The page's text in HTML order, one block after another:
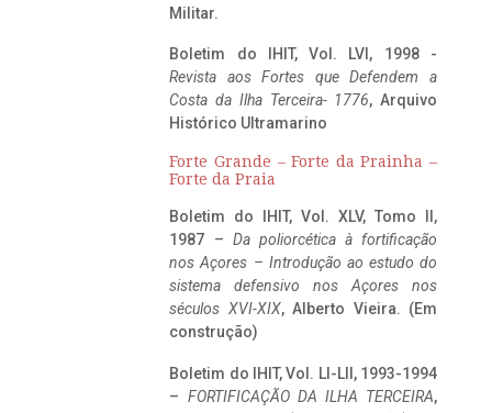
Militar.
Boletim do IHIT, Vol. LVI, 1998 -
Revista aos Fortes que Defendem a
Costa da Ilha Terceira- 1776, Arquivo
Histórico Ultramarino
Forte Grande – Forte da Prainha –
Forte da Praia
Boletim do IHIT, Vol. XLV, Tomo II,
1987 – Da poliorcética à fortificação
nos Açores – Introdução ao estudo do
sistema defensivo nos Açores nos
séculos XVI-XIX, Alberto Vieira. (Em
construção)
Boletim do IHIT, Vol. LI-LII, 1993-1994
– FORTIFICAÇÃO DA ILHA TERCEIRA,